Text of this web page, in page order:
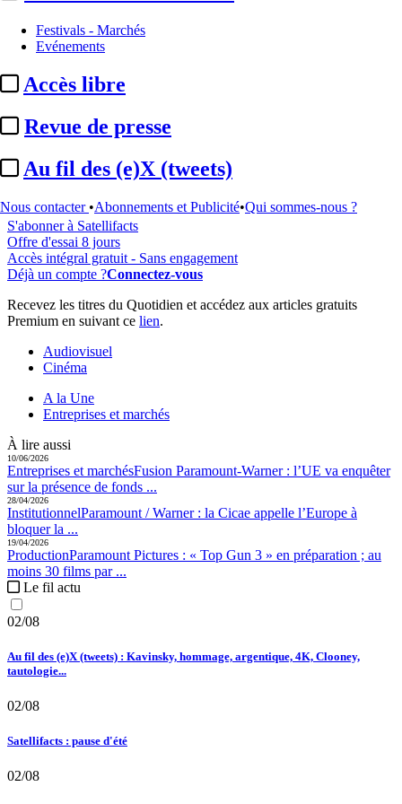
Festivals - Marchés
Evénements
Accès libre
Revue de presse
Au fil des (e)X (tweets)
Nous contacter •Abonnements et Publicité•Qui sommes-nous ?
...
Cet article est réservé à nos abonnés
Pour accéder à cet article, à l'ensemble du site, découvrez nos
S'abonner à Satellifacts
Offre d'essai 8 jours
Accès intégral gratuit - Sans engagement
Déjà un compte ?Connectez-vous
Recevez les titres du Quotidien et accédez aux articles gratuits
Premium en suivant ce lien.
Audiovisuel
Cinéma
A la Une
Entreprises et marchés
À lire aussi
10/06/2026
Entreprises et marchésFusion Paramount-Warner : l’UE va enquêter
sur la présence de fonds ...
28/04/2026
InstitutionnelParamount / Warner : la Cicae appelle l’Europe à
bloquer la ...
19/04/2026
ProductionParamount Pictures : « Top Gun 3 » en préparation ; au
moins 30 films par ...
Le fil actu
02/08
Au fil des (e)X (tweets) : Kavinsky, hommage, argentique, 4K, Clooney,
tautologie...
02/08
Satellifacts : pause d'été
02/08